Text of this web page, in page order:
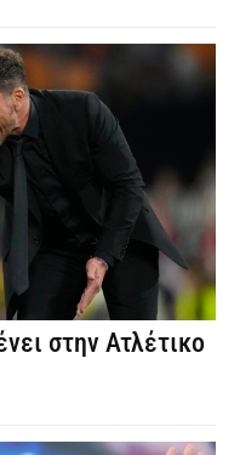
στην Ατλέτικο